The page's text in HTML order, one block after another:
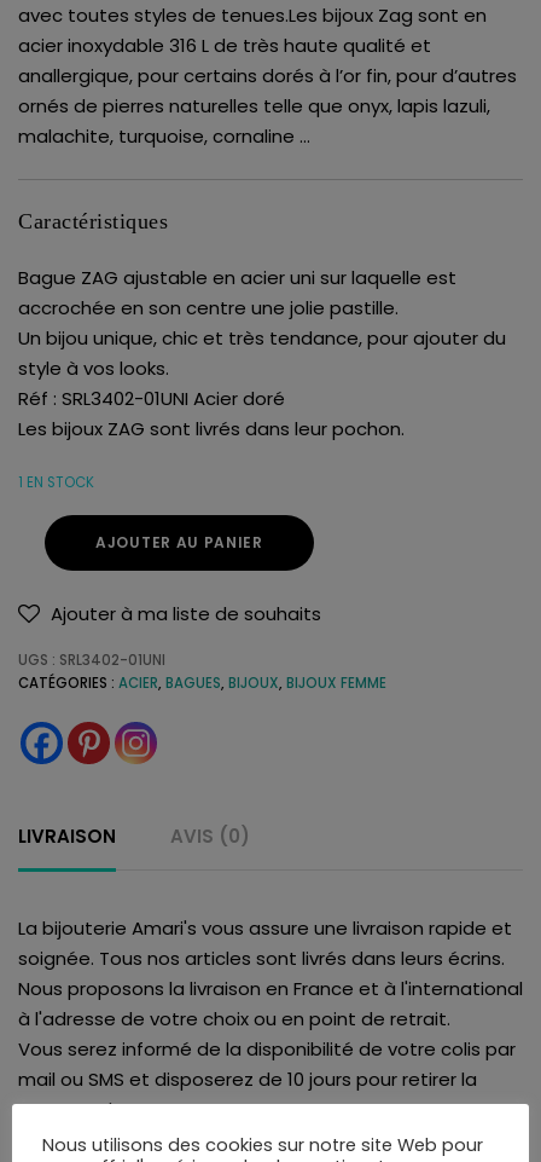
avec toutes styles de tenues.Les bijoux Zag sont en
acier inoxydable 316 L de très haute qualité et
anallergique, pour certains dorés à l’or fin, pour d’autres
ornés de pierres naturelles telle que onyx, lapis lazuli,
malachite, turquoise, cornaline …
Caractéristiques
Bague ZAG ajustable en acier uni sur laquelle est
accrochée en son centre une jolie pastille.
Un bijou unique, chic et très tendance, pour ajouter du
style à vos looks.
Réf : SRL3402-01UNI Acier doré
Les bijoux ZAG sont livrés dans leur pochon.
1 EN STOCK
AJOUTER AU PANIER
Ajouter à ma liste de souhaits
UGS : SRL3402-01UNI
CATÉGORIES : ACIER, BAGUES, BIJOUX, BIJOUX FEMME
LIVRAISON AVIS (0)
La bijouterie Amari's vous assure une livraison rapide et
soignée. Tous nos articles sont livrés dans leurs écrins.
Nous proposons la livraison en France et à l'international
à l'adresse de votre choix ou en point de retrait.
Vous serez informé de la disponibilité de votre colis par
mail ou SMS et disposerez de 10 jours pour retirer la
commande.
Vous pourrez choisir le mode de livraison au moment
Nous utilisons des cookies sur notre site Web pour